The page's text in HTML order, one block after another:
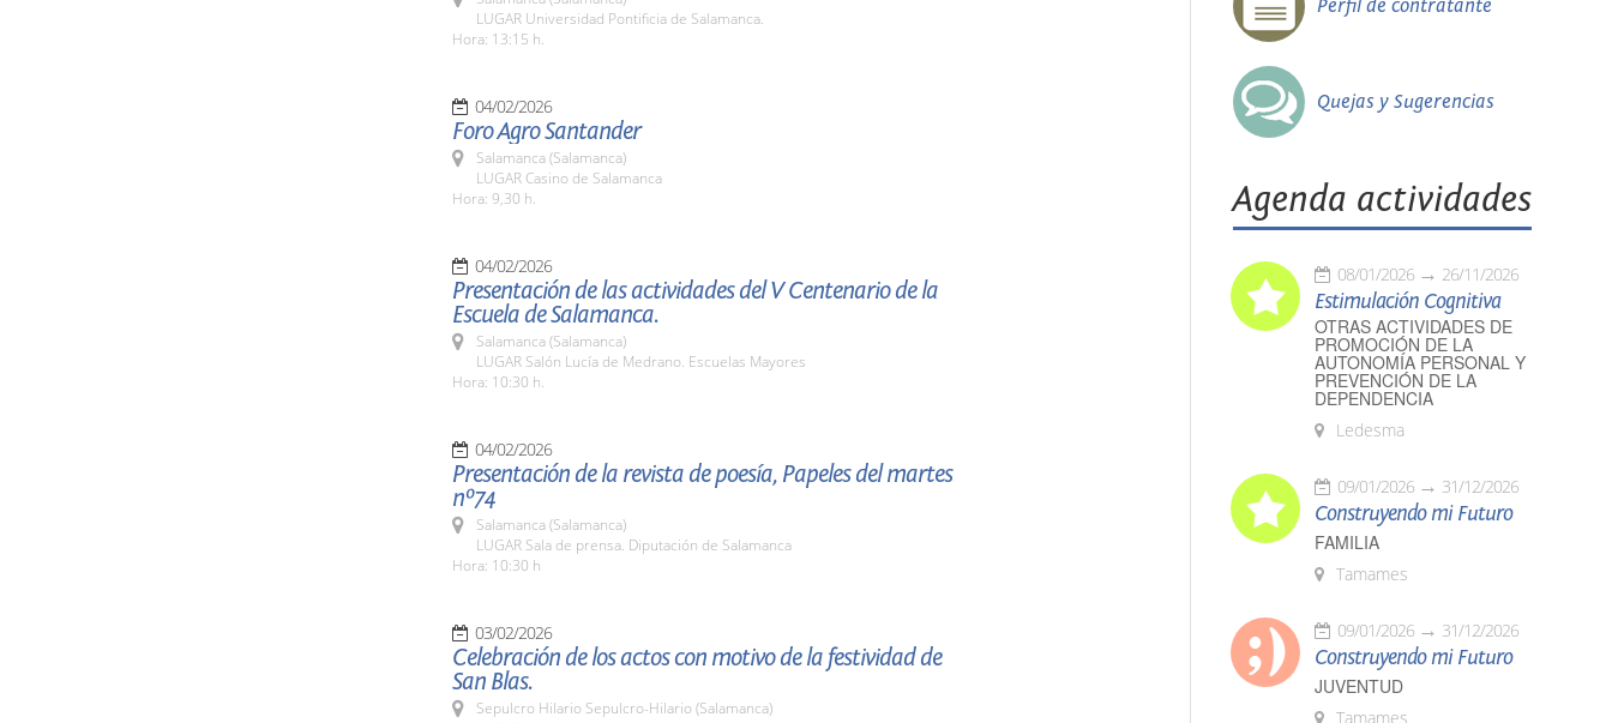
LUGAR Universidad Pontificia de Salamanca.
Hora: 13:15 h.
04/02/2026
Foro Agro Santander
Salamanca (Salamanca)
LUGAR Casino de Salamanca
Hora: 9,30 h.
04/02/2026
Presentación de las actividades del V Centenario de la
Escuela de Salamanca.
Salamanca (Salamanca)
LUGAR Salón Lucía de Medrano. Escuelas Mayores
Hora: 10:30 h.
04/02/2026
Presentación de la revista de poesía, Papeles del martes
nº74
Salamanca (Salamanca)
LUGAR Sala de prensa. Diputación de Salamanca
Hora: 10:30 h
03/02/2026
Celebración de los actos con motivo de la festividad de
San Blas.
Sepulcro Hilario Sepulcro-Hilario (Salamanca)
Perfil de contratante
Quejas y Sugerencias
Agenda actividades
08/01/2026 26/11/2026
Estimulación Cognitiva
OTRAS ACTIVIDADES DE
PROMOCIÓN DE LA
AUTONOMÍA PERSONAL Y
PREVENCIÓN DE LA
DEPENDENCIA
Ledesma
09/01/2026 31/12/2026
Construyendo mi Futuro
FAMILIA
Tamames
09/01/2026 31/12/2026
Construyendo mi Futuro
JUVENTUD
Tamames